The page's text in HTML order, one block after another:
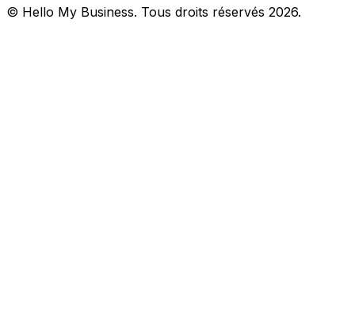
© Hello My Business. Tous droits réservés 2026.